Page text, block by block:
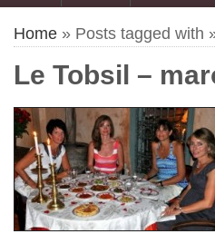
Home » Posts tagged with
Le Tobsil –